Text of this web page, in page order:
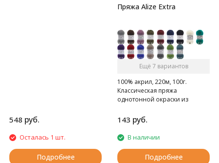
548 руб.
Осталась 1 шт.
Подробнее
Пряжа Alize Extra
Ещё 7 вариантов
100% акрил, 220м, 100г.
Классическая пряжа
однотонной окраски из
143 руб.
В наличии
Подробнее